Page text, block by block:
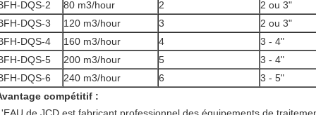
DQS-2
80 m3/hour 2
2 ou 3"
DQS-3
120 m3/hour 3
2 ou 3"
DQS-4
160 m3/hour 4
3 - 4"
DQS-5
200 m3/hour 5
3 - 4"
DQS-6
240 m3/hour 6
3 - 5"
compétitif :